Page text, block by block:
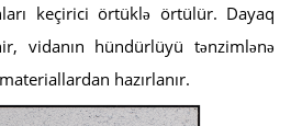
keçirici örtüklə örtülür. Dayaq
vidanın hündürlüyü tənzimlənə
hazırlanır.